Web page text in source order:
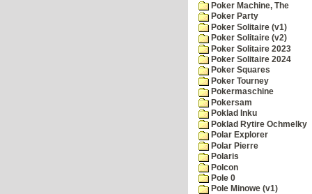
Poker Machine, The
Poker Party
Poker Solitaire (v1)
Poker Solitaire (v2)
Poker Solitaire 2023
Poker Solitaire 2024
Poker Squares
Poker Tourney
Pokermaschine
Pokersam
Poklad Inku
Poklad Rytire Ochmelky
Polar Explorer
Polar Pierre
Polaris
Polcon
Pole 0
Pole Minowe (v1)